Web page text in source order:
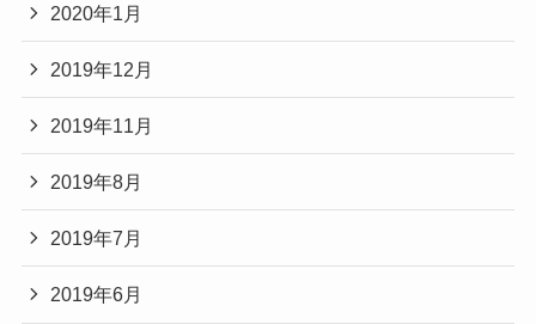
2020年1月
2019年12月
2019年11月
2019年8月
2019年7月
2019年6月